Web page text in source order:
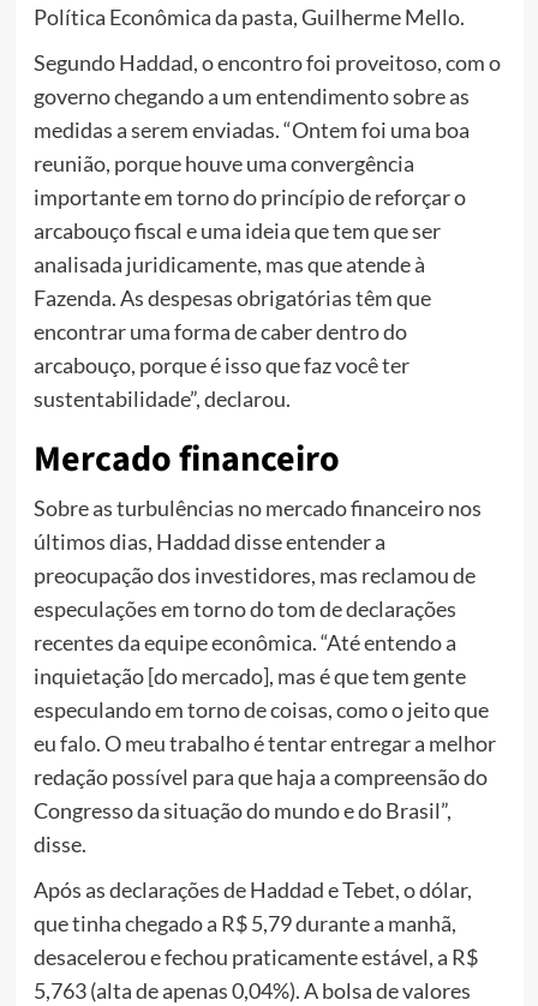
Política Econômica da pasta, Guilherme Mello.
Segundo Haddad, o encontro foi proveitoso, com o
governo chegando a um entendimento sobre as
medidas a serem enviadas. “Ontem foi uma boa
reunião, porque houve uma convergência
importante em torno do princípio de reforçar o
arcabouço fiscal e uma ideia que tem que ser
analisada juridicamente, mas que atende à
Fazenda. As despesas obrigatórias têm que
encontrar uma forma de caber dentro do
arcabouço, porque é isso que faz você ter
sustentabilidade”, declarou.
Mercado financeiro
Sobre as turbulências no mercado financeiro nos
últimos dias, Haddad disse entender a
preocupação dos investidores, mas reclamou de
especulações em torno do tom de declarações
recentes da equipe econômica. “Até entendo a
inquietação [do mercado], mas é que tem gente
especulando em torno de coisas, como o jeito que
eu falo. O meu trabalho é tentar entregar a melhor
redação possível para que haja a compreensão do
Congresso da situação do mundo e do Brasil”,
disse.
Após as declarações de Haddad e Tebet, o dólar,
que tinha chegado a R$ 5,79 durante a manhã,
desacelerou e fechou praticamente estável, a R$
5,763 (alta de apenas 0,04%). A bolsa de valores